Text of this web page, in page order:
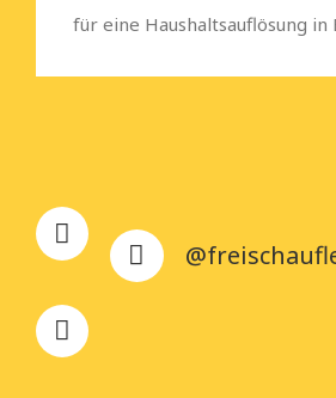
für eine Haushaltsauflösung in